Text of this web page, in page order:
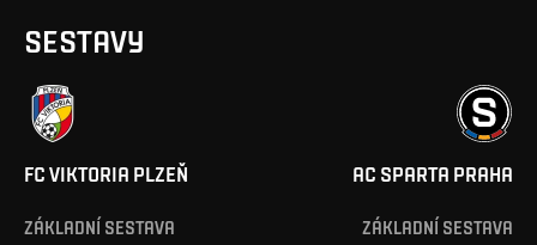
SESTAVY
FC VIKTORIA PLZEŇ
ZÁKLADNÍ SESTAVA
AC SPARTA PRAHA
ZÁKLADNÍ SESTAVA